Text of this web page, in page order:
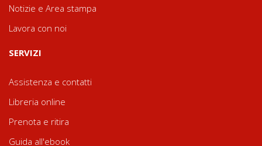
Notizie e Area stampa
Lavora con noi
SERVIZI
Assistenza e contatti
Libreria online
Prenota e ritira
Guida all'ebook